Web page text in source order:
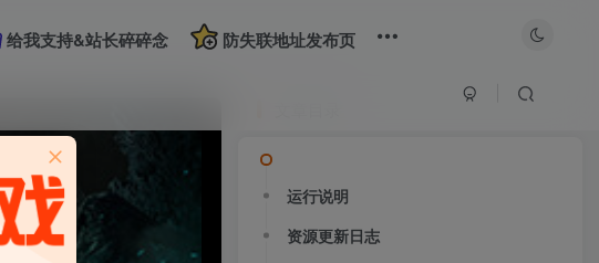
给我支持&站长碎碎念 防失联地址发布页
运行说明
资源更新日志